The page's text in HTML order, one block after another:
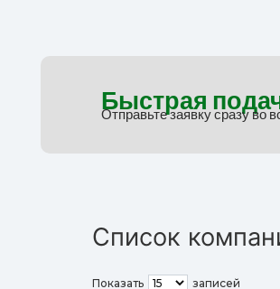
Быстрая
Отправьте заявку сразу во
Список
Показать записей